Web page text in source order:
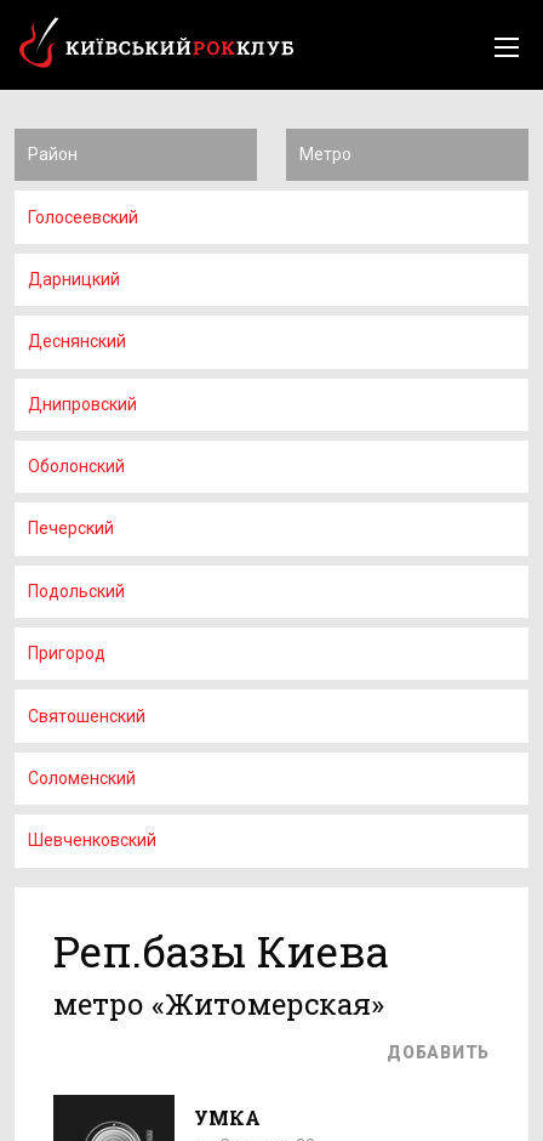
Район Метро
Голосеевский
Дарницкий
Деснянский
Днипровский
Оболонский
Печерский
Подольский
Пригород
Святошенский
Соломенский
Шевченковский
Реп.базы Киева
метро «Житомерская»
ДОБАВИТЬ
УМКА